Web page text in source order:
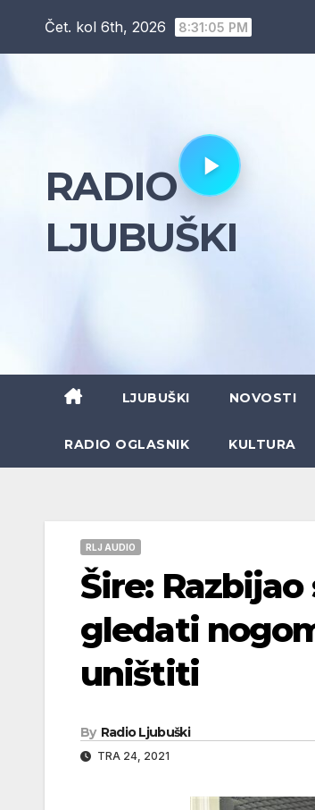
Čet. kol 6th, 2026 8:31:06 PM
RADIO
LJUBUŠKI
LJUBUŠKI NOVOSTI
RADIO OGLASNIK KULTURA
RLJ AUDIO
Šire:
gledati
uništiti
By Radio Ljubuški
TRA 24, 2021